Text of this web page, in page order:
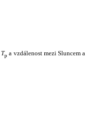
Tp a vzdálenost mezi Sluncem a